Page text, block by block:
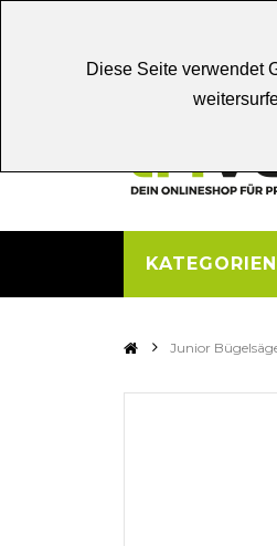
Diese Seite verwendet
KATEGORIEN
> Junior